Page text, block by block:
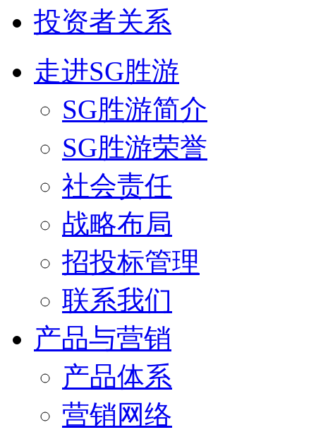
投资者关系
走进SG胜游
SG胜游简介
SG胜游荣誉
社会责任
战略布局
招投标管理
联系我们
产品与营销
产品体系
营销网络